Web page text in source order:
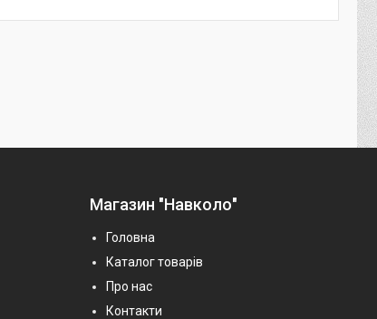
Магазин "Навколо"
Головна
Каталог товарів
Про нас
Контакти